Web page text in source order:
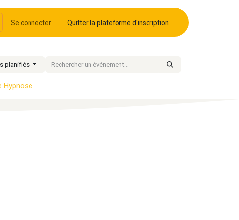
Se connecter Quitter la plateforme d'inscription
planifiés
Hypnose